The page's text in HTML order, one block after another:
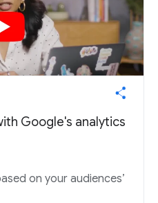
Google's analytics
on your audiences’